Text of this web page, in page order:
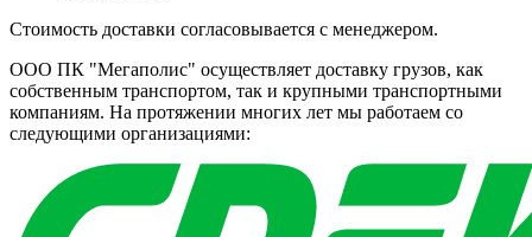
Стоимость доставки согласовывается с менеджером.
ООО ПК "Мегаполис" осуществляет доставку грузов, как
собственным транспортом, так и крупными транспортными
компаниям. На протяжении многих лет мы работаем со
следующими организациями: